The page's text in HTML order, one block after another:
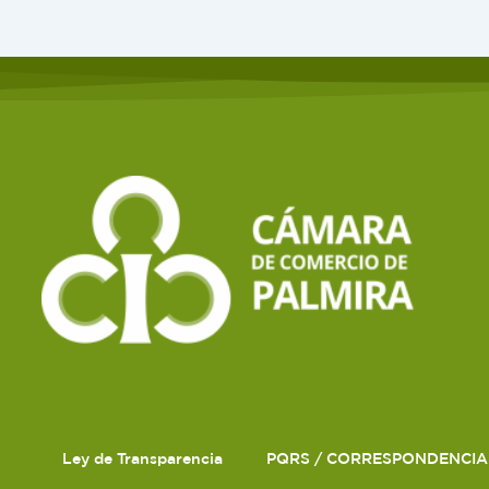
Ley de Transparencia PQRS / CORRESPONDENCIA